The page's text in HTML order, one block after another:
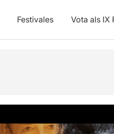
Festivales Vota als IX